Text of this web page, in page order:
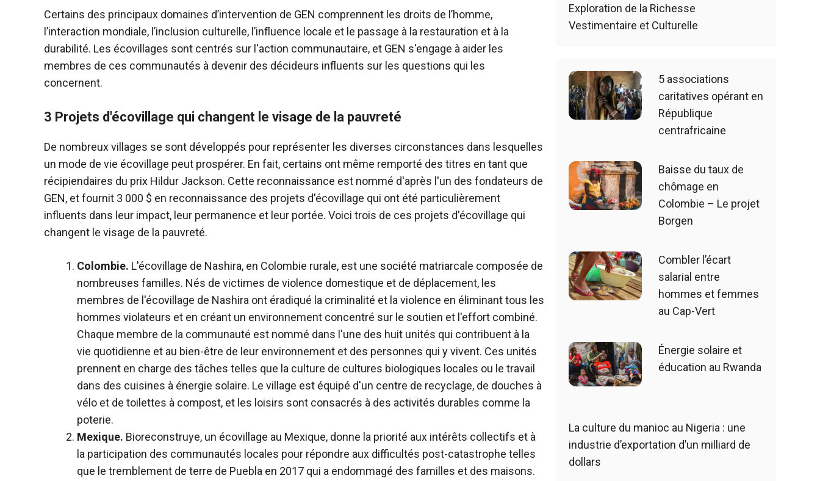
Certains des principaux domaines d’intervention de GEN comprennent les droits de l’homme,
l’interaction mondiale, l’inclusion culturelle, l’influence locale et le passage à la restauration et à la
durabilité. Les écovillages sont centrés sur l'action communautaire, et GEN s'engage à aider les
membres de ces communautés à devenir des décideurs influents sur les questions qui les
concernent.
3 Projets d'écovillage qui changent le visage de la pauvreté
De nombreux villages se sont développés pour représenter les diverses circonstances dans lesquelles
un mode de vie écovillage peut prospérer. En fait, certains ont même remporté des titres en tant que
récipiendaires du prix Hildur Jackson. Cette reconnaissance est nommé d'après l'un des fondateurs de
GEN, et fournit 3 000 $ en reconnaissance des projets d'écovillage qui ont été particulièrement
influents dans leur impact, leur permanence et leur portée. Voici trois de ces projets d'écovillage qui
changent le visage de la pauvreté.
Colombie. L'écovillage de Nashira, en Colombie rurale, est une société matriarcale composée de
nombreuses familles. Nés de victimes de violence domestique et de déplacement, les
membres de l'écovillage de Nashira ont éradiqué la criminalité et la violence en éliminant tous les
hommes violateurs et en créant un environnement concentré sur le soutien et l'effort combiné.
Chaque membre de la communauté est nommé dans l'une des huit unités qui contribuent à la
vie quotidienne et au bien-être de leur environnement et des personnes qui y vivent. Ces unités
prennent en charge des tâches telles que la culture de cultures biologiques locales ou le travail
dans des cuisines à énergie solaire. Le village est équipé d'un centre de recyclage, de douches à
vélo et de toilettes à compost, et les loisirs sont consacrés à des activités durables comme la
poterie.
Mexique. Bioreconstruye, un écovillage au Mexique, donne la priorité aux intérêts collectifs et à
la participation des communautés locales pour répondre aux difficultés post-catastrophe telles
que le tremblement de terre de Puebla en 2017 qui a endommagé des familles et des maisons.
Exploration de la Richesse
Vestimentaire et Culturelle
5 associations
caritatives opérant en
République
centrafricaine
Baisse du taux de
chômage en
Colombie – Le projet
Borgen
Combler l’écart
salarial entre
hommes et femmes
au Cap-Vert
Énergie solaire et
éducation au Rwanda
La culture du manioc au Nigeria : une
industrie d’exportation d’un milliard de
dollars